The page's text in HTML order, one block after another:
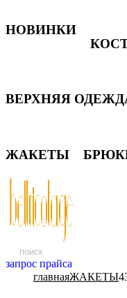
НОВИНКИ
ВЕРХНЯЯ
ЖАКЕТЫ
запрос прайса
главнаяЖАКЕТЫ